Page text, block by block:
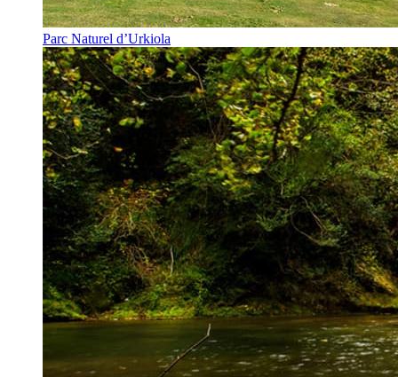
Parc Naturel d’Urkiola